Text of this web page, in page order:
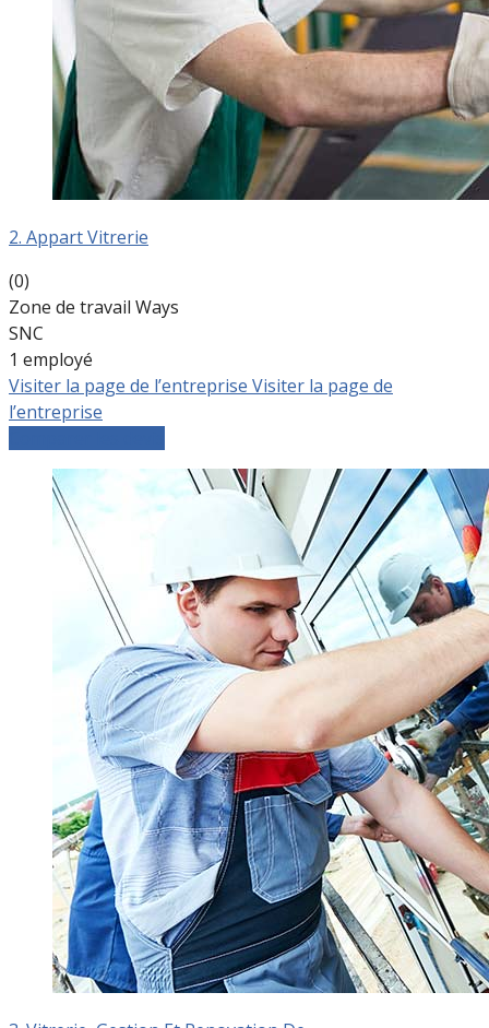
2. Appart Vitrerie
(0)
Zone de travail Ways
SNC
1 employé
Visiter la page de l’entreprise Visiter la page de
l’entreprise